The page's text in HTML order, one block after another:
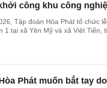
công khu công
Tập đoàn Hòa Phát tổ chức
1 tại xã Yên Mỹ và xã Việt Tiến,
Phát muốn bắt tay